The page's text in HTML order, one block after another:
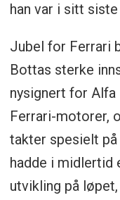
han var i sitt
Jubel for Ferrari
Bottas sterke
nysignert for
Ferrari-motorer,
takter spesielt på
hadde i midlertid
utvikling på